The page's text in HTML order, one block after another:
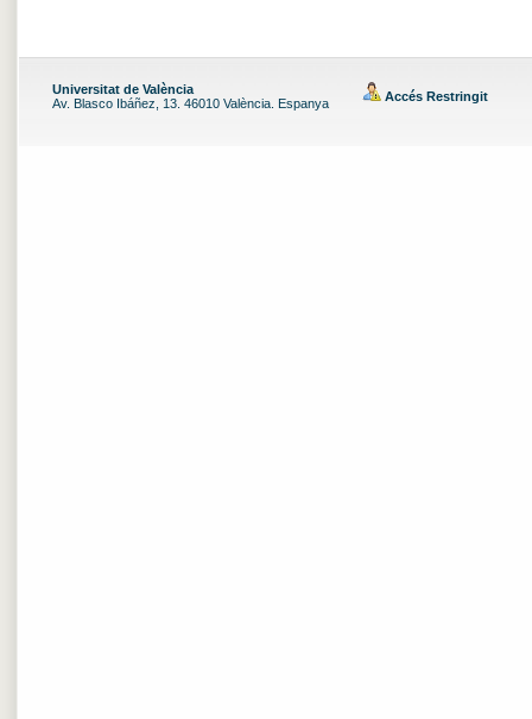
Universitat de València
Av. Blasco Ibáñez, 13. 46010 València. Espanya
Accés Restringit